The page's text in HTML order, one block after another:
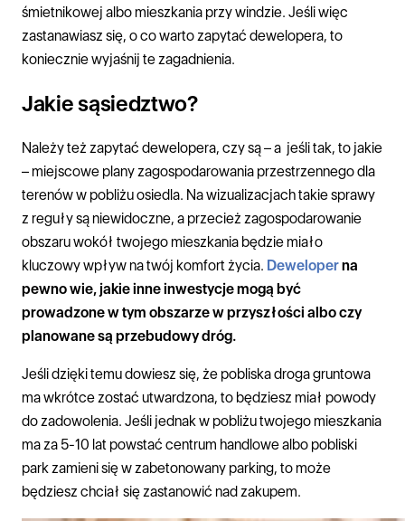
śmietnikowej albo mieszkania przy windzie. Jeśli więc
zastanawiasz się, o co warto zapytać dewelopera, to
koniecznie wyjaśnij te zagadnienia.
Jakie sąsiedztwo?
Należy też zapytać dewelopera, czy są – a jeśli tak, to jakie
– miejscowe plany zagospodarowania przestrzennego dla
terenów w pobliżu osiedla. Na wizualizacjach takie sprawy
z reguły są niewidoczne, a przecież zagospodarowanie
obszaru wokół twojego mieszkania będzie miało
kluczowy wpływ na twój komfort życia. Deweloperna
pewno wie, jakie inne inwestycje mogą być
prowadzone w tym obszarze w przyszłości albo czy
planowane są przebudowy dróg.
Jeśli dzięki temu dowiesz się, że pobliska droga gruntowa
ma wkrótce zostać utwardzona, to będziesz miał powody
do zadowolenia. Jeśli jednak w pobliżu twojego mieszkania
ma za 5-10 lat powstać centrum handlowe albo pobliski
park zamieni się w zabetonowany parking, to może
będziesz chciał się zastanowić nad zakupem.